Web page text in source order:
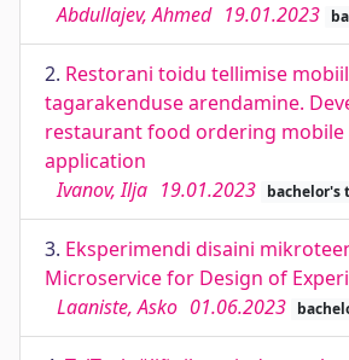
Abdullajev, Ahmed 19.01.2023
2. Restorani toidu tellimise
tagarakenduse arendamine.
restaurant food ordering mobile
application
Ivanov, Ilja 19.01.2023 bachelor's
3. Eksperimendi disaini
Microservice for Design of
Laaniste, Asko 01.06.2023